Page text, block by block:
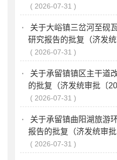
2026-07-31
·
关于大峪镇三岔河至砚
研究报告的批复（济发
2026-07-31
·
关于承留镇镇区主干道
的批复（济发统审批〔
2026-07-31
·
关于承留镇曲阳湖旅游
报告的批复（济发统审批
2026-07-31